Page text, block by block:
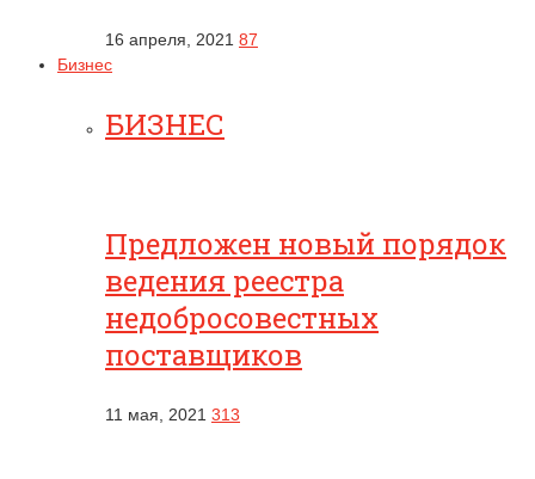
16 апреля, 2021 87
Бизнес
БИЗНЕС
Предложен новый порядок
ведения реестра
недобросовестных
поставщиков
11 мая, 2021 313